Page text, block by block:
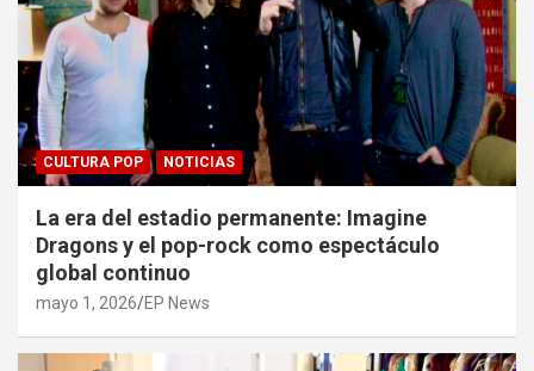
CULTURA POP NOTICIAS
La era del estadio permanente: Imagine
Dragons y el pop-rock como espectáculo
global continuo
mayo 1, 2026 EP News